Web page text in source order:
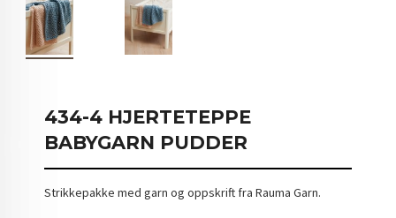
434-4 HJERTETEPPE
BABYGARN PUDDER
Strikkepakke med garn og oppskrift fra Rauma Garn.